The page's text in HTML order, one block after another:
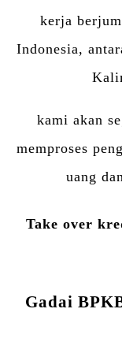
kerja
Indonesia,
kami akan
memproses
uang
Take over
Gadai